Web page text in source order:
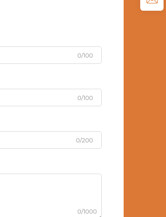
0/100
0/100
0/200
0/1000